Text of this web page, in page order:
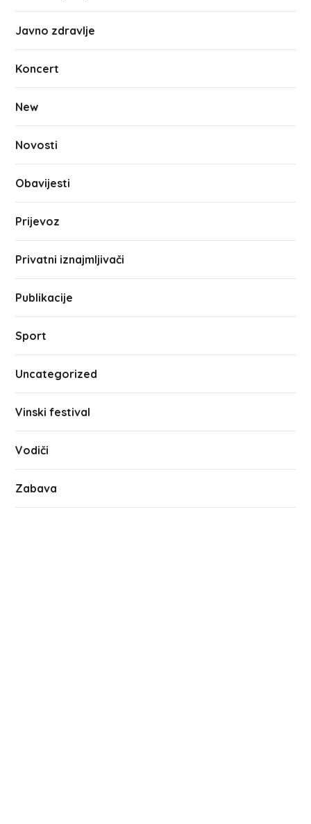
Javno zdravlje
Koncert
New
Novosti
Obavijesti
Prijevoz
Privatni iznajmljivači
Publikacije
Sport
Uncategorized
Vinski festival
Vodiči
Zabava